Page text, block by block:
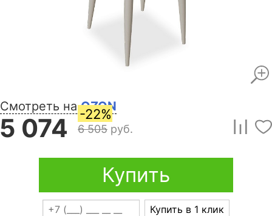
Смотреть наOZON
5 074 -22%
6 505 руб.
Купить
Купить в 1 клик